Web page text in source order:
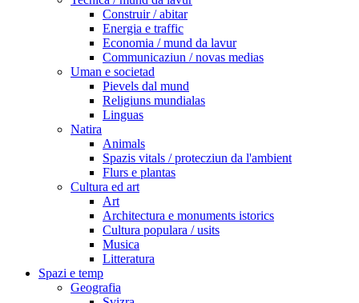
Construir / abitar
Energia e traffic
Economia / mund da lavur
Communicaziun / novas medias
Uman e societad
Pievels dal mund
Religiuns mundialas
Linguas
Natira
Animals
Spazis vitals / protecziun da l'ambient
Flurs e plantas
Cultura ed art
Art
Architectura e monuments istorics
Cultura populara / usits
Musica
Litteratura
Spazi e temp
Geografia